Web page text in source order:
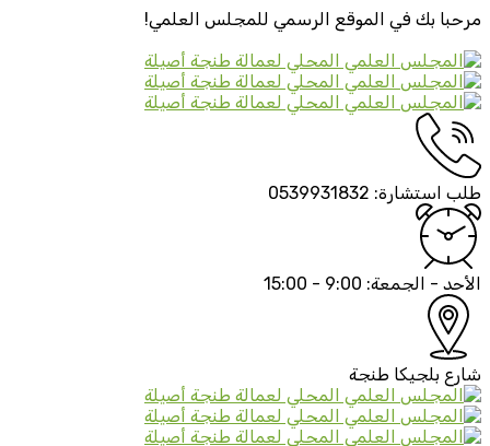
مرحبا بك في الموقع الرسمي للمجلس العلمي!
طلب استشارة: 0539931832
الأحد - الجمعة: 9:00 - 15:00
شارع بلجيكا طنجة